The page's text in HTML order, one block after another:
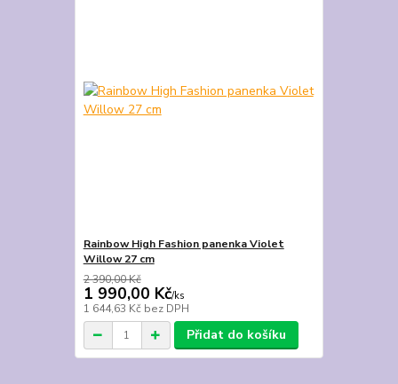
Rainbow High Fashion panenka Violet
Willow 27 cm
2 390,00 Kč
1 990,00 Kč/ks
1 644,63 Kč bez DPH
Přidat do košíku